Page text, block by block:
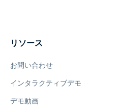
リソース
お問い合わせ
インタラクティブデモ
デモ動画